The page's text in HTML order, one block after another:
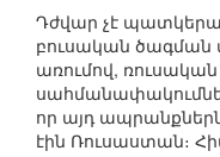
Դժվար չէ
բուսական
առումով, ռուսական
որ այդ
էին Ռուսաստան։